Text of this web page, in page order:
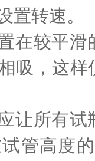
置转速。
在较平
吸，这
让所有
试管高度